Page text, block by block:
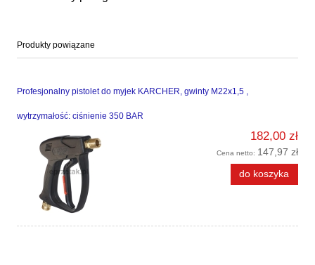
Produkty powiązane
Profesjonalny pistolet do myjek KARCHER, gwinty M22x1,5 ,
wytrzymałość: ciśnienie 350 BAR
182,00 zł
Cena netto: 147,97 zł
do koszyka